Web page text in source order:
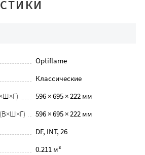
Optiflame
Классические
596 × 695 × 222 мм
596 × 695 × 222 мм
DF, INT, 26
0.211 м³